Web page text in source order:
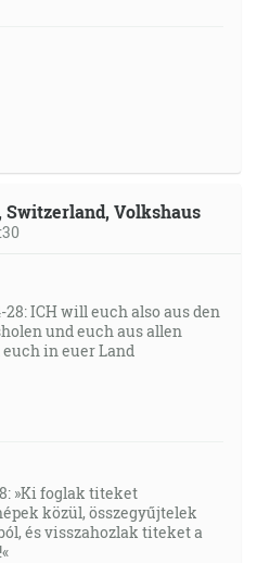
Switzerland, Volkshaus
ICH will euch also aus den
und euch aus allen
in euer Land
»Ki foglak titeket
közül, összegyűjtelek
és visszahozlak titeket a